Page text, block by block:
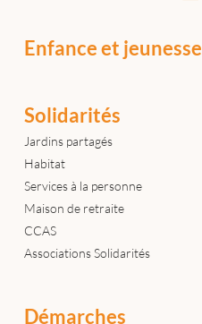
Enfance et jeunesse
Solidarités
Jardins partagés
Habitat
Services à la personne
Maison de retraite
CCAS
Associations Solidarités
Démarches